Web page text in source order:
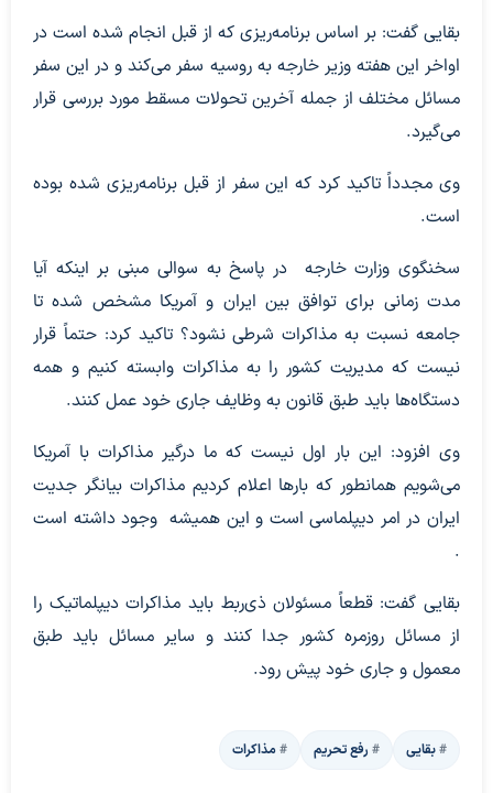
بقایی گفت: بر اساس برنامه‌ریزی که از قبل انجام شده است در
اواخر این هفته وزیر خارجه به روسیه سفر می‌کند و در این سفر
مسائل مختلف از جمله آخرین تحولات مسقط مورد بررسی قرار
می‌گیرد.
وی مجدداً تاکید کرد که این سفر از قبل برنامه‌ریزی شده بوده
است.
سخنگوی وزارت خارجه در پاسخ به سوالی مبنی بر اینکه آیا
مدت زمانی برای توافق بین ایران و آمریکا مشخص شده تا
جامعه نسبت به مذاکرات شرطی نشود؟ تاکید کرد: حتماً قرار
نیست که مدیریت کشور را به مذاکرات وابسته کنیم و همه
دستگاه‌ها باید طبق قانون به وظایف جاری خود عمل کنند.
وی افزود: این بار اول نیست که ما درگیر مذاکرات با آمریکا
می‌شویم همانطور که بارها اعلام کردیم مذاکرات بیانگر جدیت
ایران در امر دیپلماسی است و این همیشه وجود داشته است
.
بقایی گفت: قطعاً مسئولان ذی‌ربط باید مذاکرات دیپلماتیک را
از مسائل روزمره کشور جدا کنند و سایر مسائل باید طبق
معمول و جاری خود پیش رود.
بقایی رفع تحریم مذاکرات